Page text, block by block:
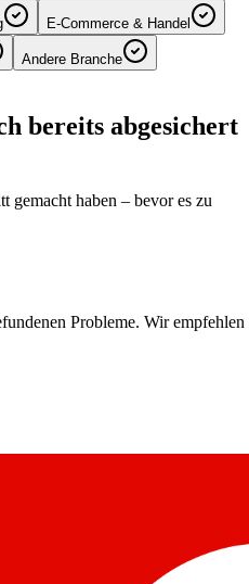
E-Commerce & Handel
Andere Branche
bereits abgesichert
gemacht haben – bevor es zu
Sodu Secure gerne als